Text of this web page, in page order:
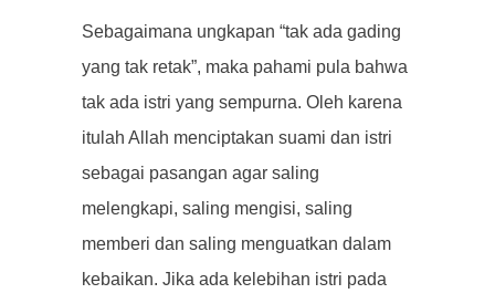
Sebagaimana ungkapan “tak ada gading
yang tak retak”, maka pahami pula bahwa
tak ada istri yang sempurna. Oleh karena
itulah Allah menciptakan suami dan istri
sebagai pasangan agar saling
melengkapi, saling mengisi, saling
memberi dan saling menguatkan dalam
kebaikan. Jika ada kelebihan istri pada